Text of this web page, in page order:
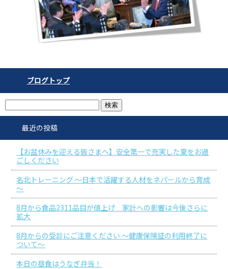
ブログトップ
最近の投稿
【お盆休みを迎える皆さまへ】安全第一で充実した夏をお過
ごしください
名北トレーニング ～日本で活躍する人材をネパールから育成
～
8月から食品2311品目が値上げ 家計への影響は今後さらに
拡大
8月からの受診にご注意ください ～健康保険証の利用終了に
ついて～
本日の昼食はうなぎ弁当！